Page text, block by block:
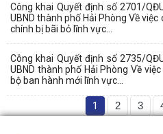
Công khai Quyết định số 2701/
UBND thành phố Hải Phòng Về
chính bị bãi bỏ lĩnh vực...
Công khai Quyết định số 2735/
UBND thành phố Hải Phòng Về
bộ ban hành mới lĩnh vực...
1 2 3